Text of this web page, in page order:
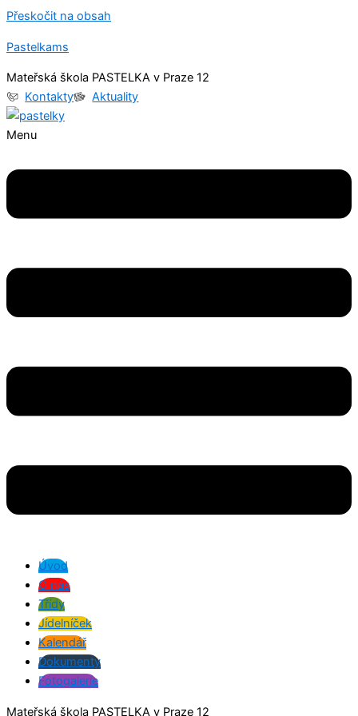
Přeskočit na obsah
Pastelkams
Mateřská škola PASTELKA v Praze 12
Kontakty
Aktuality
Menu
Úvod
O nás
Třídy
Jídelníček
Kalendář
Dokumenty
Fotogalerie
Mateřská škola PASTELKA v Praze 12